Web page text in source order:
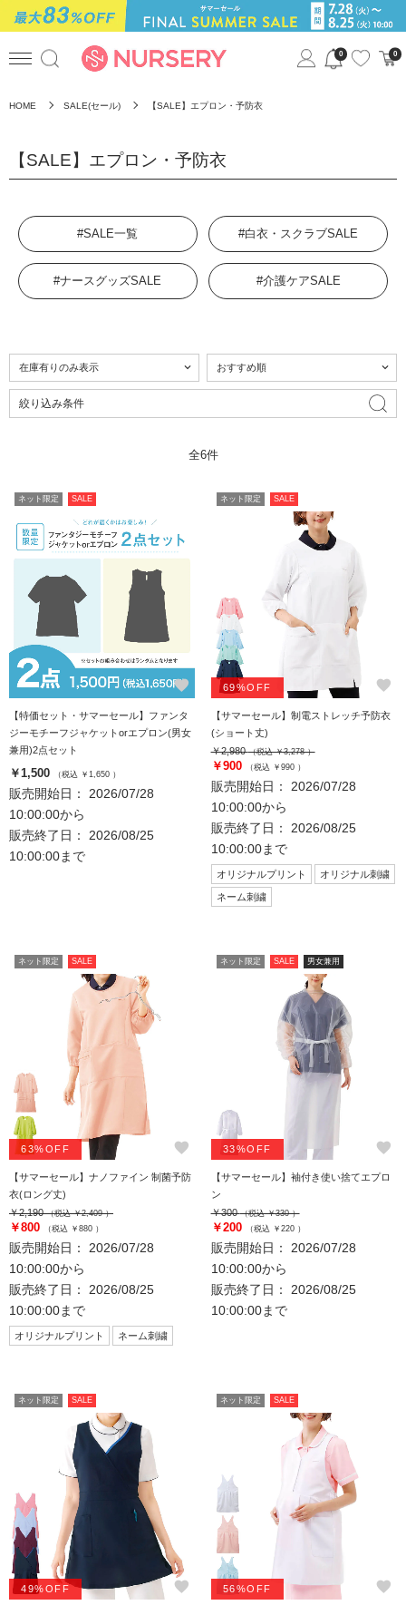
0 0
HOME SALE(セール) 【SALE】エプロン・予防衣
【SALE】エプロン・予防衣
#SALE一覧 #白衣・スクラブSALE
#ナースグッズSALE #介護ケアSALE
絞り込み条件
全6件
ネット限定 SALE
favorite
【特価セット・サマーセール】ファンタ
ジーモチーフジャケットorエプロン(男女
兼用)2点セット
￥1,500 （税込 ￥1,650 ）
販売開始日： 2026/07/28
10:00:00から
販売終了日： 2026/08/25
10:00:00まで
ネット限定 SALE
69%OFF favorite
【サマーセール】制電ストレッチ予防衣
(ショート丈)
￥2,980（税込 ￥3,278 ）
￥900 （税込 ￥990 ）
販売開始日： 2026/07/28
10:00:00から
販売終了日： 2026/08/25
10:00:00まで
オリジナルプリント オリジナル刺繍
ネーム刺繍
ネット限定 SALE
63%OFF favorite
【サマーセール】ナノファイン 制菌予防
衣(ロング丈)
￥2,190（税込 ￥2,409 ）
￥800 （税込 ￥880 ）
販売開始日： 2026/07/28
10:00:00から
販売終了日： 2026/08/25
10:00:00まで
オリジナルプリント ネーム刺繍
ネット限定 SALE 男女兼用
33%OFF favorite
【サマーセール】袖付き使い捨てエプロ
ン
￥300（税込 ￥330 ）
￥200 （税込 ￥220 ）
販売開始日： 2026/07/28
10:00:00から
販売終了日： 2026/08/25
10:00:00まで
ネット限定 SALE
49%OFF favorite
ネット限定 SALE
56%OFF favorite